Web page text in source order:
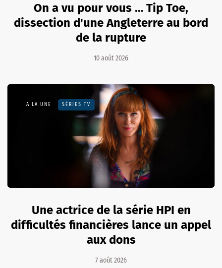
On a vu pour vous … Tip Toe,
dissection d'une Angleterre au bord
de la rupture
10 août 2026
A LA UNE SÉRIES TV
Une actrice de la série HPI en
difficultés financières lance un appel
aux dons
7 août 2026